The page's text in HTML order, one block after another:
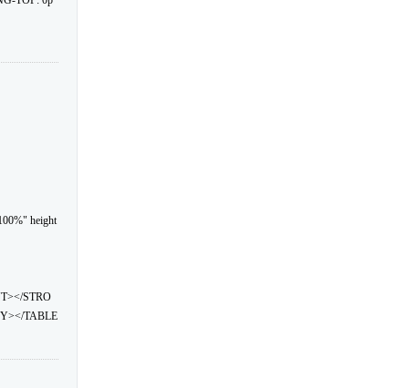
height
STRO
TABLE